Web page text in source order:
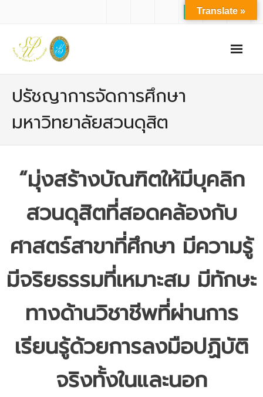
- ปรัชญาการจัดการศึกษา มหาวิทยาลัยสวนดุสิต
- ประวัติความเป็นมาของคณะ
- - สำนักงานคณะวิทยาศาสตร์และเทคโนโลยี
- - บุคลากรวิชาการ
- - บุคลากรสนับสนุน
- วิทยาศาสตรบัณฑิต
- - วิทยาการคอมพิวเตอร์
- - วิทยาศาสตร์เครื่องสำอาง
- - อาชีวอนามัยและความปลอดภัย
ปรัชญาการจัดการศึกษา
มหาวิทยาลัยสวนดุสิต
“มุ่งสร้างบัณฑิตให้มีบุคลิก
สวนดุสิตที่สอดคล้องกับ
ศาสตร์สาขาที่ศึกษา มีความรู้
มีจริยธรรมที่เหมาะสม มีทักษะ
ทางด้านวิชาชีพที่ผ่านการ
เรียนรู้ด้วยการลงมือปฏิบัติ
จริงทั้งในและนอก
Translate »